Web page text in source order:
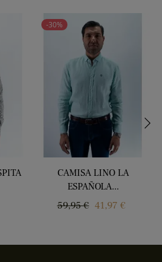
-30%
CAMISA LINO LA
ESPAÑOLA...
Precio
59,95 € Precio
41,97 €